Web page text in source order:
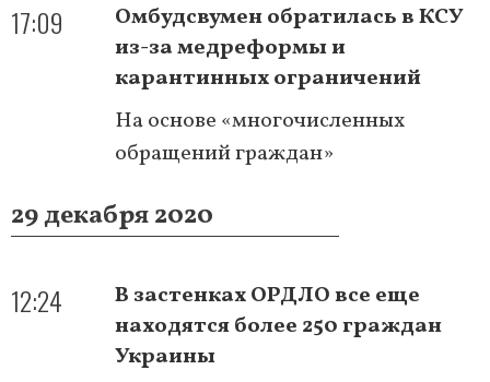
17:09
Омбудсвумен обратилась в КСУ
из-за медреформы и
карантинных ограничений
На основе «многочисленных
обращений граждан»
29 декабря 2020
12:24
В застенках ОРДЛО все еще
находятся более 250 граждан
Украины